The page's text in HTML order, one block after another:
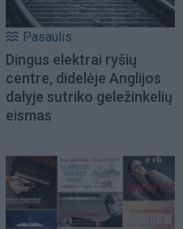
Pasaulis
Dingus elektrai ryšių
centre, didelėje Anglijos
dalyje sutriko geležinkelių
eismas